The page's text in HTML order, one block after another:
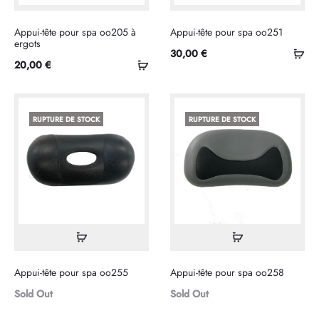
Sélectionner
Appui-tête pour spa oo205 à
ergots
20,00 €
Appui-tête pour spa oo251
30,00 €
RUPTURE DE STOCK
Lire
suite
Appui-tête pour spa oo255
Sold Out
RUPTURE DE STOCK
Lire
suite
Appui-tête pour spa oo258
Sold Out